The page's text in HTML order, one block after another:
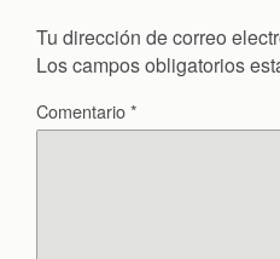
Tu dirección de correo
Los campos obligatorios
Comentario*